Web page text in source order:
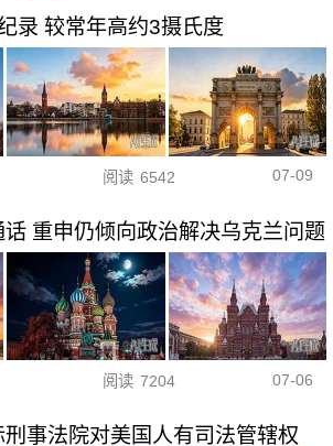
录 较常年高约3摄氏度
阅读 6542 07-09
重申仍倾向政治解决乌克兰问题
阅读 7204 07-06
事法院对美国人有司法管辖权